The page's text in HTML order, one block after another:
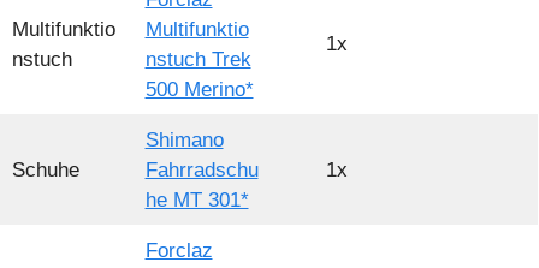
Multifunktio
nstuch
Multifunktio
nstuch Trek
500 Merino*
1x
Schuhe
Shimano
Fahrradschu
he MT 301*
1x
Forclaz